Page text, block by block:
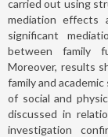
carried out using
mediation effects
significant
between family
Moreover, results
family and
of social and
discussed in
investigation